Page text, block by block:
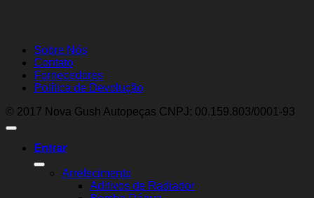
Sobre Nós
Contato
Fornecedores
Política de Devolução
© 2017 Nova Gush Autopeças CNPJ: 00.159.803/0001-93
Entrar
Arrefecimento
Aditivos de Radiador